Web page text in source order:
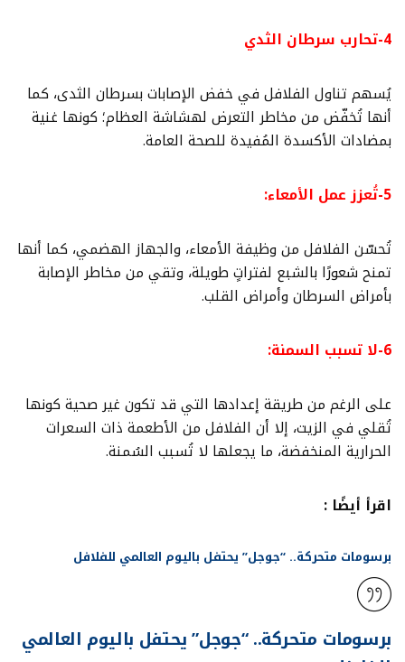
4-تحارب سرطان الثدي
يُسهم تناول الفلافل في خفض الإصابات بسرطان الثدى، كما
أنها تُخفّض من مخاطر التعرض لهشاشة العظام؛ كونها غنية
بمضادات الأكسدة المُفيدة للصحة العامة.
5-تُعزز عمل الأمعاء:
تُحسّن الفلافل من وظيفة الأمعاء، والجهاز الهضمي، كما أنها
تمنح شعورًا بالشبع لفتراتٍ طويلة، وتقي من مخاطر الإصابة
بأمراض السرطان وأمراض القلب.
6-لا تسبب السمنة:
على الرغم من طريقة إعدادها التي قد تكون غير صحية كونها
تُقلي في الزيت، إلا أن الفلافل من الأطعمة ذات السعرات
الحرارية المنخفضة، ما يجعلها لا تُسبب السُمنة.
اقرأ أيضًا :
برسومات متحركة.. “جوجل” يحتفل باليوم العالمي للفلافل
برسومات متحركة.. “جوجل” يحتفل باليوم العالمي